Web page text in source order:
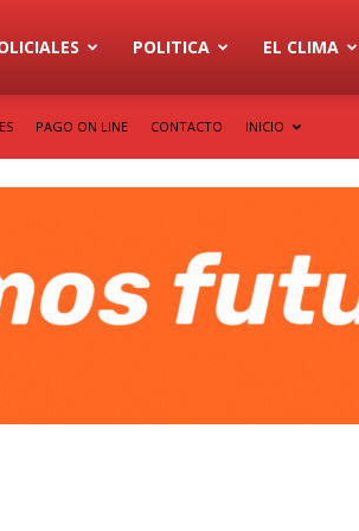
POLITICA EL CLIMA
PAGO ON LINE CONTACTO INICIO